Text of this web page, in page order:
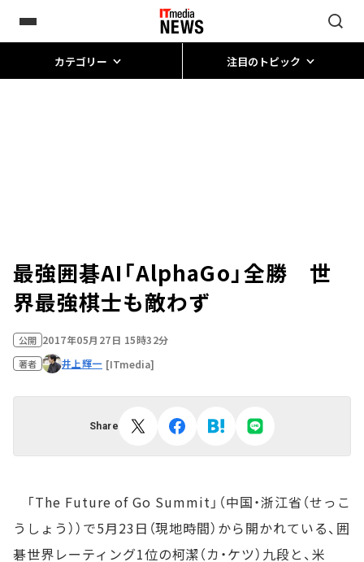
カテゴリー 注目のトピック
最強囲碁AI「AlphaGo」全勝 世
界最強棋士も敵わず
公開 2017年05月27日 15時32分
著者 井上輝一 [ITmedia]
Share
「The Future of Go Summit」（中国・浙江省（せっこ
うしょう））で5月23日（現地時間）から開かれている、囲
碁世界レーティング1位の柯潔（カ・ケツ）九段と、米